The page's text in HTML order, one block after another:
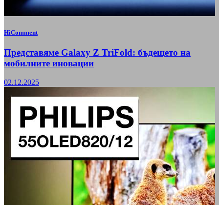
HiComment
Представяме Galaxy Z TriFold: бъдещето на
мобилните иновации
02.12.2025